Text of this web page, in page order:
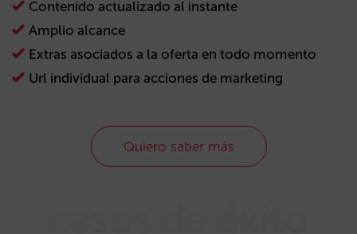
Contenido actualizado al instante
Amplio alcance
Extras asociados a la oferta en todo momento
Url individual para acciones de marketing
Quiero saber más